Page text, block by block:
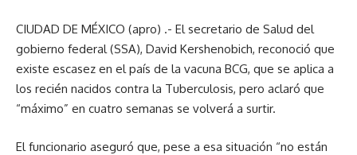
CIUDAD DE MÉXICO (apro) .- El secretario de Salud del
gobierno federal (SSA), David Kershenobich, reconoció que
existe escasez en el país de la vacuna BCG, que se aplica a
los recién nacidos contra la Tuberculosis, pero aclaró que
“máximo” en cuatro semanas se volverá a surtir.
El funcionario aseguró que, pese a esa situación “no están